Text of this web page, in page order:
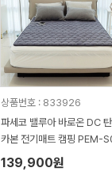
상품번호 : 833926
파세코 밸루아 바로온 DC
카본 전기매트 캠핑 PEM-
5DG
139,900원